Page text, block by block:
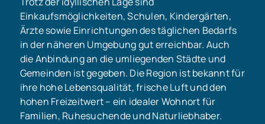
Einkaufsmöglichkeiten, Schulen, Kindergärten,
Ärzte sowie Einrichtungen des täglichen Bedarfs
in der näheren Umgebung gut erreichbar. Auch
die Anbindung an die umliegenden Städte und
Gemeinden ist gegeben. Die Region ist bekannt für
ihre hohe Lebensqualität, frische Luft und den
hohen Freizeitwert – ein idealer Wohnort für
Familien, Ruhesuchende und Naturliebhaber.